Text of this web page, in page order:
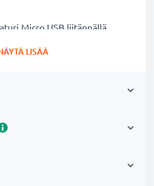
Micro USB liitännällä
lataus - moderni
LISÄÄ